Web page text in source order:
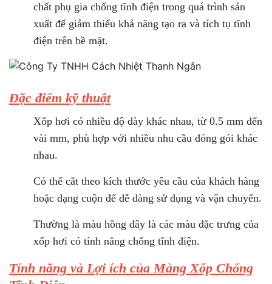
chất phụ gia chống tĩnh điện trong quá trình sản
xuất để giảm thiểu khả năng tạo ra và tích tụ tĩnh
điện trên bề mặt.
Đặc điểm kỹ thuật
Xốp hơi có nhiều độ dày khác nhau, từ 0.5 mm đến
vài mm, phù hợp với nhiều nhu cầu đóng gói khác
nhau.
Có thể cắt theo kích thước yêu cầu của khách hàng
hoặc dạng cuộn để dễ dàng sử dụng và vận chuyển.
Thường là màu hồng đây là các màu đặc trưng của
xốp hơi có tính năng chống tĩnh điện.
Tính năng và Lợi ích của Màng Xốp Chống